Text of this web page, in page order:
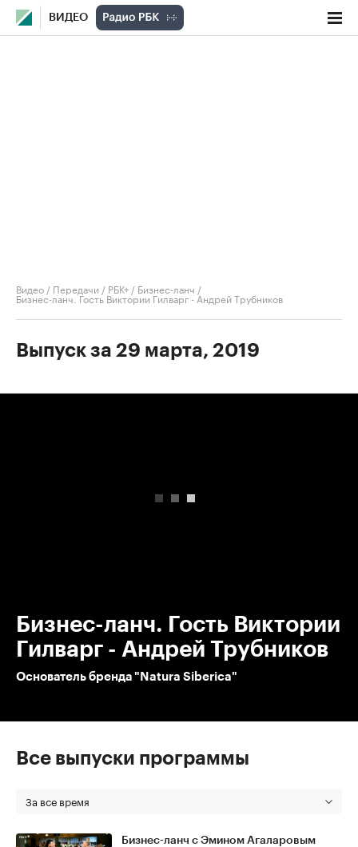
ВИДЕО
Видео / Передачи / РБК+ / Бизнес-ланч /
Бизнес-ланч. Гость Виктории Гилварг - Андрей Трубников
Выпуск за 29 марта, 2019
Бизнес-ланч. Гость Виктории
Гилварг - Андрей Трубников
Основатель бренда "Natura Siberica"
Все выпуски программы
За все время
Бизнес-ланч с Эмином Агаларовым